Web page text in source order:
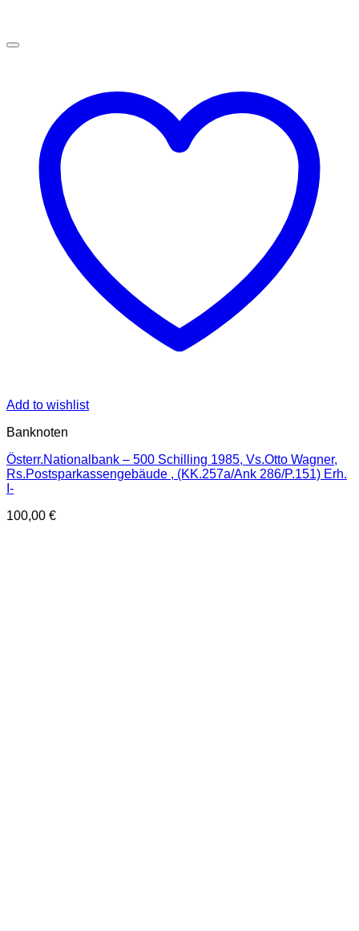
Add to wishlist
Banknoten
Österr.Nationalbank – 500 Schilling 1985, Vs.Otto Wagner,
Rs.Postsparkassengebäude , (KK.257a/Ank 286/P.151) Erh.
I-
100,00 €